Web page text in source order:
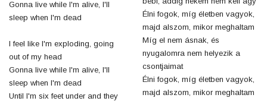
Gonna live while I'm alive, I'll
sleep when I'm dead
I feel like I'm exploding, going
out of my head
Gonna live while I'm alive, I'll
sleep when I'm dead
Until I'm six feet under and they
Élni fogok, míg életben vagyok,
majd alszom, mikor meghaltam
Míg el nem ásnak, és
nyugalomra nem helyezik a
csontjaimat
Élni fogok, míg életben vagyok,
majd alszom, mikor meghaltam